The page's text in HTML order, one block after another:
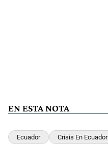
EN ESTA NOTA
Ecuador Crisis En Ecuador